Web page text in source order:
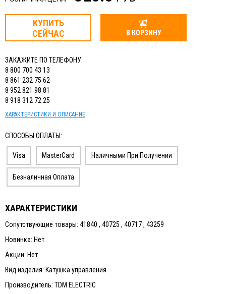
ТЕРМОМЕТРЫ, ГИГРОМЕТРЫ ВИТ
КУПИТЬ
СЕЙЧАС
В КОРЗИНУ
ЗАКАЖИТЕ ПО ТЕЛЕФОНУ:
8 800 700 43 13
8 861 232 75 62
8 952 821 98 81
8 918 312 72 25
ХАРАКТЕРИСТИКИ И ОПИСАНИЕ
СПОСОБЫ ОПЛАТЫ:
Visa MasterCard Наличными При Получении
Безналичная Оплата
ХАРАКТЕРИСТИКИ
Сопутствующие товары: 41840 , 40725 , 40717 , 43259
Новинка: Нет
Акции: Нет
Вид изделия: Катушка управления
Производитель: TDM ELECTRIC